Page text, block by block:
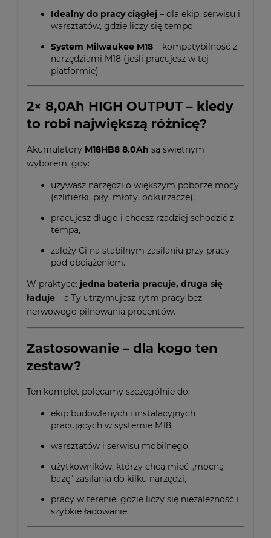
Idealny do pracy ciągłej – dla ekip, serwisu i
warsztatów, gdzie liczy się tempo
System Milwaukee M18 – kompatybilność z
narzędziami M18 (jeśli pracujesz w tej
platformie)
2× 8,0Ah HIGH OUTPUT – kiedy
to robi największą różnicę?
Akumulatory M18HB8 8.0Ah są świetnym
wyborem, gdy:
używasz narzędzi o większym poborze mocy
(szlifierki, piły, młoty, odkurzacze),
pracujesz długo i chcesz rzadziej schodzić z
tempa,
zależy Ci na stabilnym zasilaniu przy pracy
pod obciążeniem.
W praktyce: jedna bateria pracuje, druga się
ładuje – a Ty utrzymujesz rytm pracy bez
nerwowego pilnowania procentów.
Zastosowanie – dla kogo ten
zestaw?
Ten komplet polecamy szczególnie do:
ekip budowlanych i instalacyjnych
pracujących w systemie M18,
warsztatów i serwisu mobilnego,
użytkowników, którzy chcą mieć „mocną
bazę” zasilania do kilku narzędzi,
pracy w terenie, gdzie liczy się niezależność i
szybkie ładowanie.